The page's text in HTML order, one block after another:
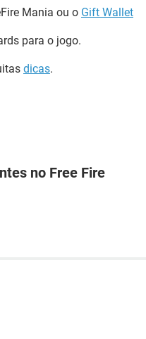
Mania ou o Gift Wallet
para o jogo.
dicas.
no Free Fire